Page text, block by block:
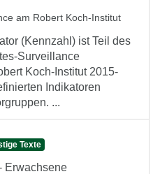
am Robert Koch-Institut
(Kennzahl) ist Teil des
Surveillance
Koch-Institut 2015-
Indikatoren
...
Texte
Erwachsene